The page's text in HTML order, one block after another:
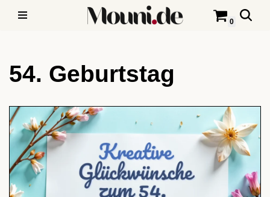
springen
0
54. Geburtstag